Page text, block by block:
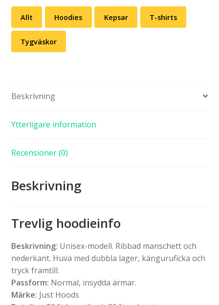
Allt Hoodies Kepsar T-shirts
Tygväskor
Beskrivning
Ytterligare information
Recensioner (0)
Beskrivning
Trevlig hoodieinfo
Beskrivning: Unisex-modell. Ribbad manschett och
nederkant. Huva med dubbla lager, känguruficka och
tryck framtill.
Passform: Normal, insydda ärmar.
Märke: Just Hoods